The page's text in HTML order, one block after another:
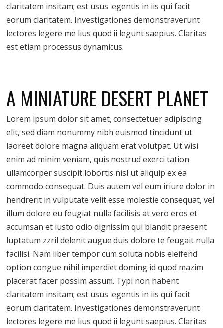
claritatem insitam; est usus legentis in iis qui facit
eorum claritatem. Investigationes demonstraverunt
lectores legere me lius quod ii legunt saepius. Claritas
est etiam processus dynamicus.
A MINIATURE DESERT PLANET
Lorem ipsum dolor sit amet, consectetuer adipiscing
elit, sed diam nonummy nibh euismod tincidunt ut
laoreet dolore magna aliquam erat volutpat. Ut wisi
enim ad minim veniam, quis nostrud exerci tation
ullamcorper suscipit lobortis nisl ut aliquip ex ea
commodo consequat. Duis autem vel eum iriure dolor in
hendrerit in vulputate velit esse molestie consequat, vel
illum dolore eu feugiat nulla facilisis at vero eros et
accumsan et iusto odio dignissim qui blandit praesent
luptatum zzril delenit augue duis dolore te feugait nulla
facilisi. Nam liber tempor cum soluta nobis eleifend
option congue nihil imperdiet doming id quod mazim
placerat facer possim assum. Typi non habent
claritatem insitam; est usus legentis in iis qui facit
eorum claritatem. Investigationes demonstraverunt
lectores legere me lius quod ii legunt saepius. Claritas